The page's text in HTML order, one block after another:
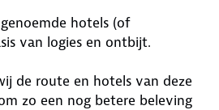
hotels (of
van logies en ontbijt.
de route en hotels van deze
zo een nog betere beleving